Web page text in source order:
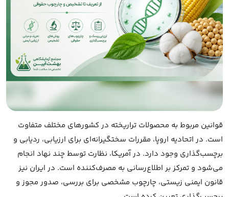
قوانین مربوط به محصولات تراریخته در کشورهای مختلف متفاوت
است. در اتحادیه اروپا، مقررات سختگیرانه‌ای برای ارزیابی، ردیابی و
برچسب‌گذاری وجود دارد. در آمریکا، نظارت توسط چند نهاد انجام
می‌شود و تمرکز بر اطلاع‌رسانی به مصرف‌کننده است. در ایران نیز
قانون ایمنی زیستی، چارچوب مشخصی برای بررسی، صدور مجوز و